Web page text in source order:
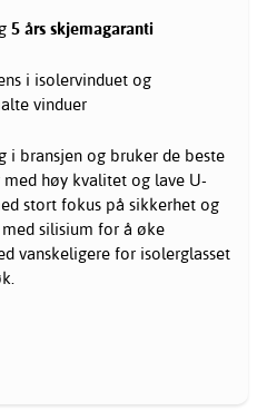
5 års skjemagaranti
i isolervinduet og
vinduer
i bransjen og bruker de beste
høy kvalitet og lave U-
stort fokus på sikkerhet og
silisium for å øke
vanskeligere for isolerglasset